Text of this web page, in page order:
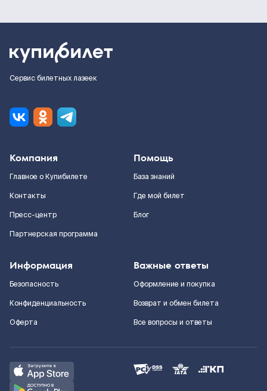
Сервис билетных лазеек
Компания
Главное о Купибилете
Контакты
Пресс-центр
Партнерская программа
Помощь
База знаний
Где мой билет
Блог
Информация
Безопасность
Конфиденциальность
Оферта
Важные ответы
Оформление и покупка
Возврат и обмен билета
Все вопросы и ответы